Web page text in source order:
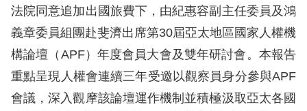
本
會
最
新
消
法院同意追加出國旅費下，由紀惠容副主任委員及鴻
義章委員組團赴斐濟出席第30屆亞太地區國家人權機
構論壇（APF）年度會員大會及雙年研討會。本報告
重點呈現人權會連續三年受邀以觀察員身分參與APF
會議，深入觀摩該論壇運作機制並積極汲取亞太各國